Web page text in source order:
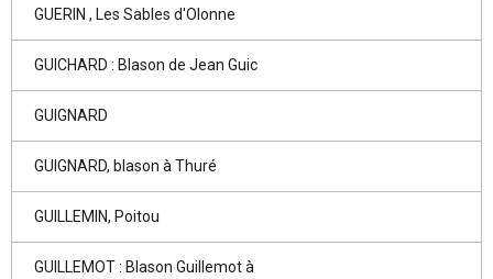
GUERIN , Les Sables d'Olonne
GUICHARD : Blason de Jean Guic
GUIGNARD
GUIGNARD, blason à Thuré
GUILLEMIN, Poitou
GUILLEMOT : Blason Guillemot à